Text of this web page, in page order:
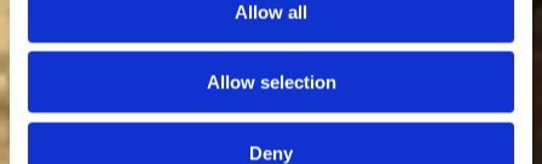
Allow all
Allow selection
Deny